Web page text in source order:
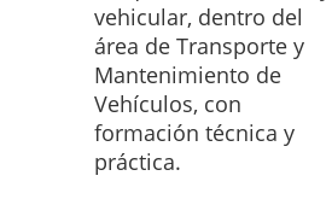
vehicular, dentro del
área de Transporte y
Mantenimiento de
Vehículos, con
formación técnica y
práctica.